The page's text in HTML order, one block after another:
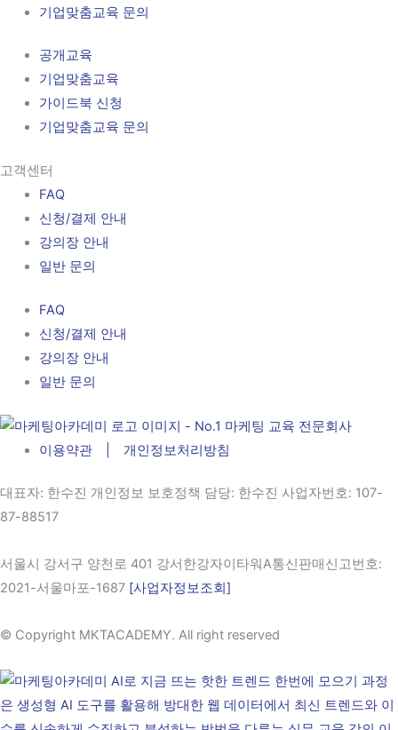
기업맞춤교육 문의
공개교육
기업맞춤교육
가이드북 신청
기업맞춤교육 문의
고객센터
FAQ
신청/결제 안내
강의장 안내
일반 문의
FAQ
신청/결제 안내
강의장 안내
일반 문의
이용약관 | 개인정보처리방침
대표자: 한수진 개인정보 보호정책 담당: 한수진 사업자번호: 107-
87-88517
서울시 강서구 양천로 401 강서한강자이타워A통신판매신고번호:
2021-서울마포-1687 [사업자정보조회]
© Copyright MKTACADEMY. All right reserved​